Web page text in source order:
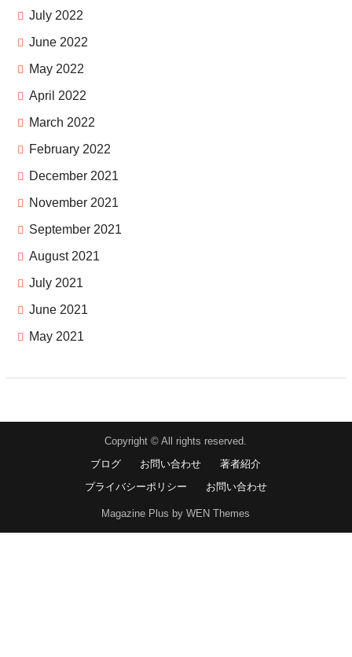
July 2022
June 2022
May 2022
April 2022
March 2022
February 2022
December 2021
November 2021
September 2021
August 2021
July 2021
June 2021
May 2021
Copyright © All rights reserved.
ブログ
お問い合わせ
著者紹介
プライバシーポリシー
お問い合わせ
Magazine Plus by WEN Themes